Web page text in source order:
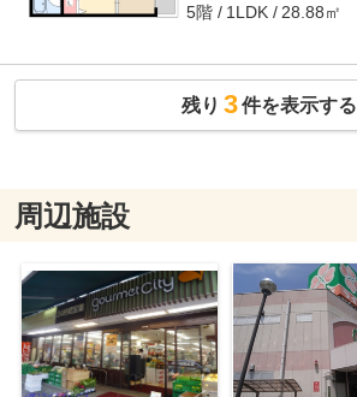
5階 1LDK 28.88㎡
残り 3件を表示する
周辺施設